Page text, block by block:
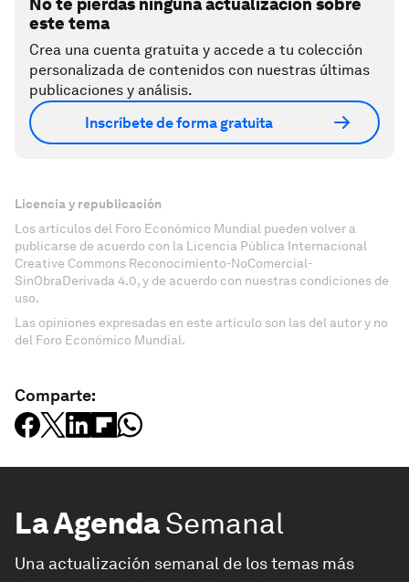
No te pierdas ninguna actualización sobre
este tema
Crea una cuenta gratuita y accede a tu colección
personalizada de contenidos con nuestras últimas
publicaciones y análisis.
Inscríbete de forma gratuita
Licencia y republicación
Los artículos del Foro Económico Mundial pueden volver a
publicarse de acuerdo con la Licencia Pública Internacional
Creative Commons Reconocimiento-NoComercial-
SinObraDerivada 4.0, y de acuerdo con nuestras condiciones de
uso.
Las opiniones expresadas en este artículo son las del autor y no
del Foro Económico Mundial.
Comparte:
La AgendaSemanal
Una actualización semanal de los temas más